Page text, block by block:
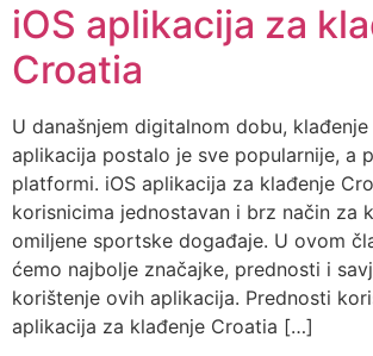
iOS aplikacija za
Croatia
U današnjem digitalnom dobu,
aplikacija postalo je sve popularnije, a
platformi. iOS aplikacija za klađenje
korisnicima jednostavan i brz način za
omiljene sportske događaje. U ovom
ćemo najbolje značajke, prednosti i
korištenje ovih aplikacija. Prednosti
aplikacija za klađenje Croatia […]